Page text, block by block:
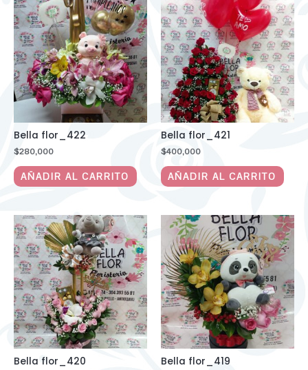
Bella flor_422
$280,000
AÑADIR AL CARRITO
Bella flor_421
$400,000
AÑADIR AL CARRITO
Bella flor_420 Bella flor_419